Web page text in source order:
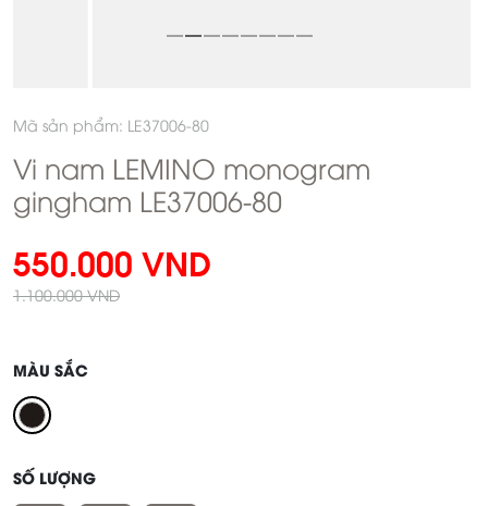
Mã sản phẩm: LE37006-80
Vi nam LEMINO monogram
gingham LE37006-80
550.000 VND
1.100.000 VND
MÀU SẮC
SỐ LƯỢNG